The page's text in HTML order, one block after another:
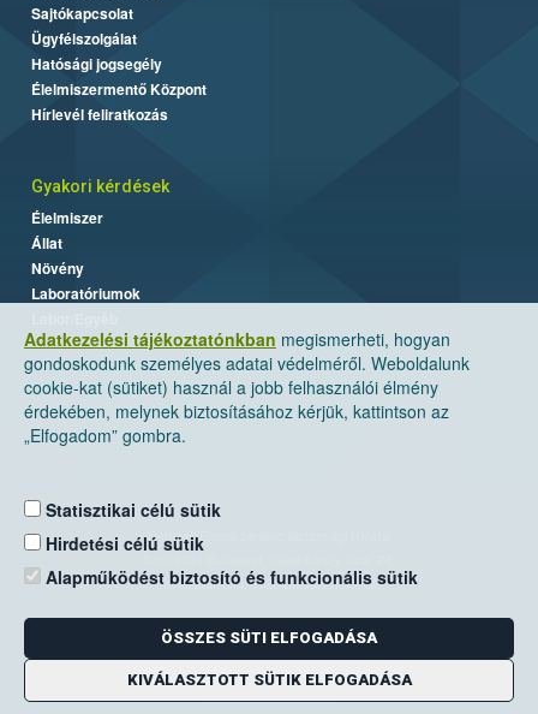
Adatkezelési tájékoztatónkban megismerheti, hogyan
gondoskodunk személyes adatai védelméről. Weboldalunk
cookie-kat (sütiket) használ a jobb felhasználói élmény
érdekében, melynek biztosításához kérjük, kattintson az
„Elfogadom” gombra.
Statisztikai célú sütik
Hirdetési célú sütik
Alapműködést biztosító és funkcionális sütik
ÖSSZES SÜTI ELFOGADÁSA
KIVÁLASZTOTT SÜTIK ELFOGADÁSA
Sajtókapcsolat
Ügyfélszolgálat
Hatósági jogsegély
Élelmiszermentő Központ
Hírlevél feliratkozás
Gyakori kérdések
Élelmiszer
Állat
Növény
Laboratóriumok
Nemzeti Élelmiszerlánc-biztonsági Hivatal
Levelezési cím: 1525 Budapest. Pf. 30.
E-mail:ugyfelszolgalat@nebih.gov.hu
Zöld szám: 06-80/263-244
Telefon: 06-1/ 336-9000